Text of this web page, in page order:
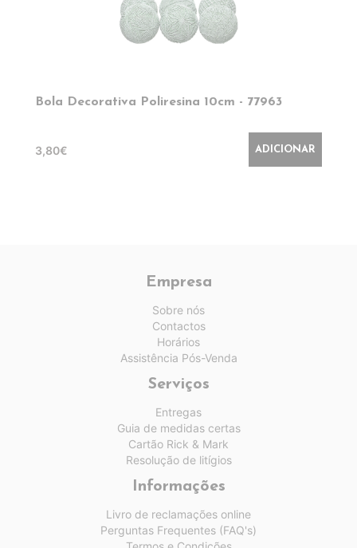
Bola Decorativa Poliresina 10cm - 77963
3,80€ ADICIONAR
Empresa
Sobre nós
Contactos
Horários
Assistência Pós-Venda
Serviços
Entregas
Guia de medidas certas
Cartão Rick & Mark
Resolução de litígios
Informações
Livro de reclamações online
Perguntas Frequentes (FAQ's)